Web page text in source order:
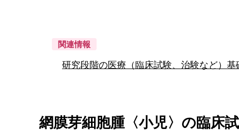
関連情報
研究段階の医療（臨床試験、治験など）基
網膜芽細胞腫〈小児〉の臨床